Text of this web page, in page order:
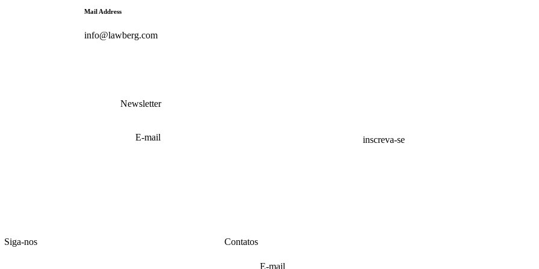
Mail Address
info@lawberg.com
Newsletter
inscreva-se
Siga-nos Contatos
E-mail